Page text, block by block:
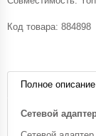
Код товара: 884898
Полное описание
Сетевой